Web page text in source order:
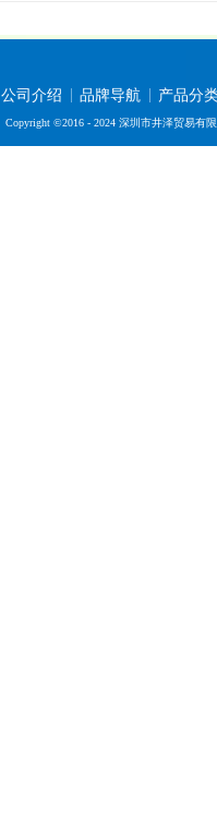
公司介绍 品牌导航 产品分
Copyright ©2016 - 2024 深圳市井泽贸易有